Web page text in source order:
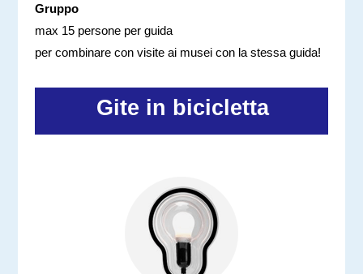
Gruppo
max 15 persone per guida
per combinare con visite ai musei con la stessa guida!
Gite in bicicletta